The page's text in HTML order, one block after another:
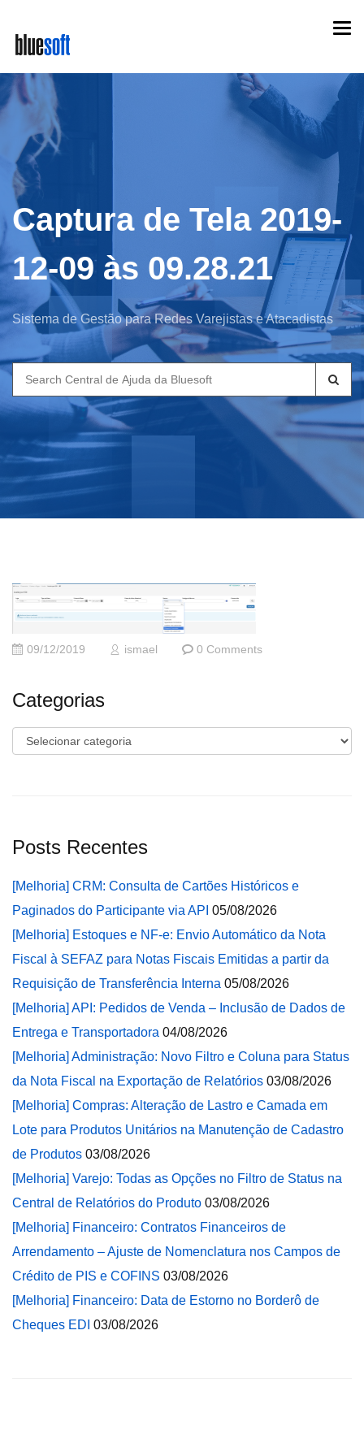
main
content
Captura de Tela 2019-
12-09 às 09.28.21
Sistema de Gestão para Redes Varejistas e Atacadistas
Search
for:
09/12/2019 ismael 0 Comments
Categorias
Categorias
Posts Recentes
[Melhoria] CRM: Consulta de Cartões Históricos e
Paginados do Participante via API 05/08/2026
[Melhoria] Estoques e NF-e: Envio Automático da Nota
Fiscal à SEFAZ para Notas Fiscais Emitidas a partir da
Requisição de Transferência Interna 05/08/2026
[Melhoria] API: Pedidos de Venda – Inclusão de Dados de
Entrega e Transportadora 04/08/2026
[Melhoria] Administração: Novo Filtro e Coluna para Status
da Nota Fiscal na Exportação de Relatórios 03/08/2026
[Melhoria] Compras: Alteração de Lastro e Camada em
Lote para Produtos Unitários na Manutenção de Cadastro
de Produtos 03/08/2026
[Melhoria] Varejo: Todas as Opções no Filtro de Status na
Central de Relatórios do Produto 03/08/2026
[Melhoria] Financeiro: Contratos Financeiros de
Arrendamento – Ajuste de Nomenclatura nos Campos de
Crédito de PIS e COFINS 03/08/2026
[Melhoria] Financeiro: Data de Estorno no Borderô de
Cheques EDI 03/08/2026